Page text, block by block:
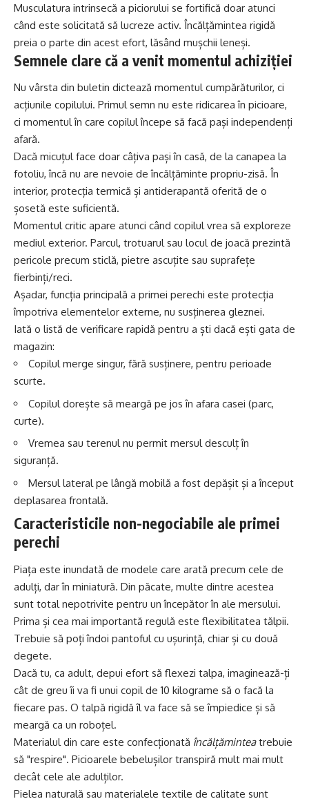
Musculatura intrinsecă a piciorului se fortifică doar atunci
când este solicitată să lucreze activ. Încălțămintea rigidă
preia o parte din acest efort, lăsând mușchii leneși.
Semnele clare că a venit momentul achiziției
Nu vârsta din buletin dictează momentul cumpărăturilor, ci
acțiunile copilului. Primul semn nu este ridicarea în picioare,
ci momentul în care copilul începe să facă pași independenți
afară.
Dacă micuțul face doar câțiva pași în casă, de la canapea la
fotoliu, încă nu are nevoie de încălțăminte propriu-zisă. În
interior, protecția termică și antiderapantă oferită de o
șosetă este suficientă.
Momentul critic apare atunci când copilul vrea să exploreze
mediul exterior. Parcul, trotuarul sau locul de joacă prezintă
pericole precum sticlă, pietre ascuțite sau suprafețe
fierbinți/reci.
Așadar, funcția principală a primei perechi este protecția
împotriva elementelor externe, nu susținerea gleznei.
Iată o listă de verificare rapidă pentru a ști dacă ești gata de
magazin:
Copilul merge singur, fără susținere, pentru perioade
scurte.
Copilul dorește să meargă pe jos în afara casei (parc,
curte).
Vremea sau terenul nu permit mersul desculț în
siguranță.
Mersul lateral pe lângă mobilă a fost depășit și a început
deplasarea frontală.
Caracteristicile non-negociabile ale primei
perechi
Piața este inundată de modele care arată precum cele de
adulți, dar în miniatură. Din păcate, multe dintre acestea
sunt total nepotrivite pentru un începător în ale mersului.
Prima și cea mai importantă regulă este flexibilitatea tălpii.
Trebuie să poți îndoi pantoful cu ușurință, chiar și cu două
degete.
Dacă tu, ca adult, depui efort să flexezi talpa, imaginează-ți
cât de greu îi va fi unui copil de 10 kilograme să o facă la
fiecare pas. O talpă rigidă îl va face să se împiedice și să
meargă ca un roboțel.
Materialul din care este confecționată încălțăminteatrebuie
să "respire". Picioarele bebelușilor transpiră mult mai mult
decât cele ale adulților.
Pielea naturală sau materialele textile de calitate sunt